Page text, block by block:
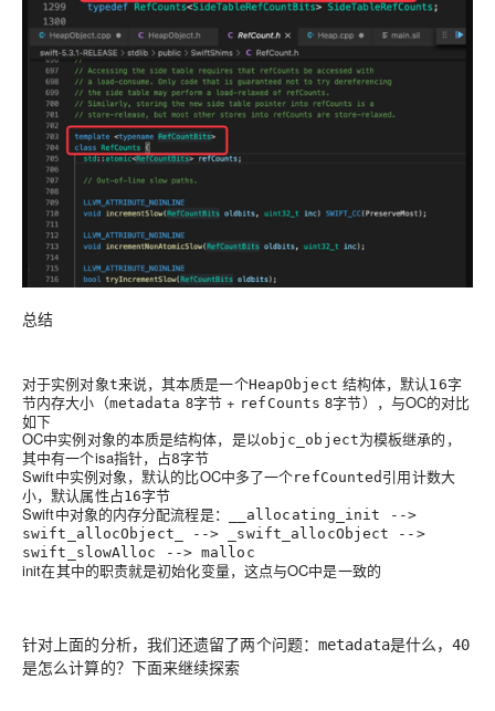
总结
对于实例对象t来说，其本质是一个HeapObject 结构体，默认 16字
节内存大小（metadata 8字节 + refCounts 8字节），与OC的对比
如下
OC中实例对象的本质是结构体，是以 objc_object为模板继承的，
其中有一个isa指针，占8字节
Swift中实例对象，默认的比OC中多了一个refCounted 引用计数大
小，默认属性占16字节
Swift中对象的内存分配流程是：
__allocating_init -->
swift_allocObject_ --> _swift_allocObject -->
swift_slowAlloc --> malloc
init在其中的职责就是初始化变量，这点与OC中是一致的
针对上面的分析，我们还遗留了两个问题： metadata是什么，40
是怎么计算的？下面来继续探索